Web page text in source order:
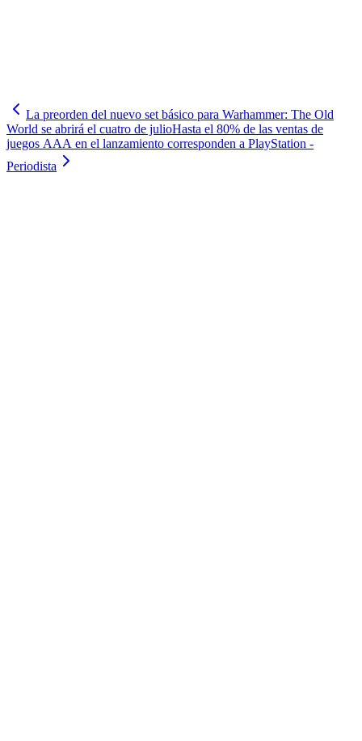
La preorden del nuevo set básico para Warhammer: The Old
World se abrirá el cuatro de julioHasta el 80% de las ventas de
juegos AAA en el lanzamiento corresponden a PlayStation -
Periodista